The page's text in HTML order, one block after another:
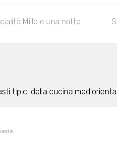
Mille e una notte
tipici della cucina